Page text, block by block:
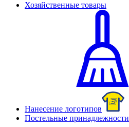
Хозяйственные товары
Нанесение логотипов
Постельные принадлежности